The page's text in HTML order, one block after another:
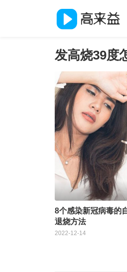
发高烧39度
8个感染新冠病毒的
退烧方法
2022-12-14